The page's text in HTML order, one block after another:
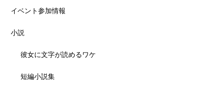
イベント参加情報
小説
彼女に文字が読めるワケ
短編小説集